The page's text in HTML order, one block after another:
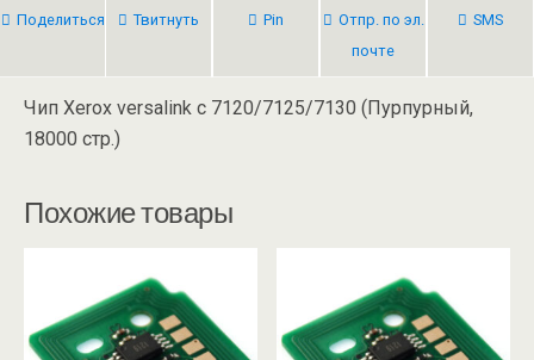
Поделиться Твитнуть Pin
Отпр. по эл.
почте
SMS
Чип Xerox versalink c 7120/7125/7130 (Пурпурный,
18000 стр.)
Похожие товары